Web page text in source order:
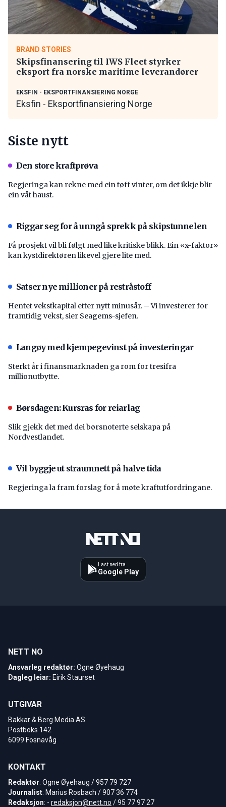
BRAND STORIES
Skipsfinansering til IWS Fleet styrker
eksport fra norske maritime leverandører
EKSFIN - EKSPORTFINANSIERING NORGE
Eksfin - Eksportfinansiering Norge
Siste nytt
Den store kraftprøva
Regjeringa kan rekne med ein tøff vinter, om det ikkje blir
ein våt haust.
Riggar seg for å unngå sprekk på skipstunnelen
Få prosjekt vil bli følgt med like kritiske blikk. Ein «x-faktor»
kan kystdirektøren likevel gjere lite med.
Satser nye millioner på restråstoff
Hentet vekstkapital etter nytt minusår. – Vi investerer for
framtidig vekst, sier Seagems-sjefen.
Langøy med kjempegevinst på investeringar
Sterkt år i finansmarknaden ga rom for tresifra
millionutbytte.
Børsdagen: Kursras for reiarlag
Slik gjekk det med dei børsnoterte selskapa på
Nordvestlandet.
Vil byggje ut straumnett på halve tida
Regjeringa la fram forslag for å møte kraftutfordringane.
Last ned fra
Google Play
NETT NO
Ansvarleg redaktør: Ogne Øyehaug
Dagleg leiar: Eirik Staurset
UTGIVAR
Bakkar & Berg Media AS
Postboks 142
6099 Fosnavåg
KONTAKT
Redaktør: Ogne Øyehaug / 957 79 727
Journalist: Marius Rosbach / 907 36 774
Redaksjon: - redaksjon@nett.no / 95 77 97 27